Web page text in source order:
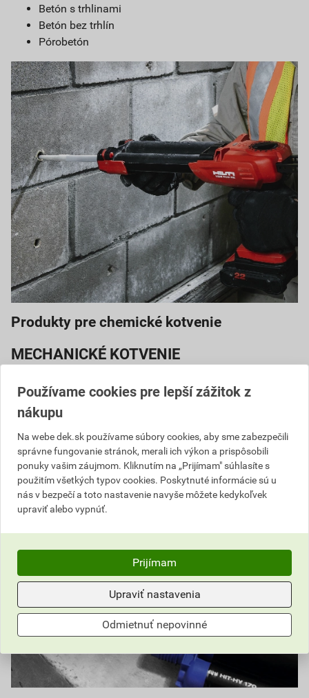
Betón s trhlinami
Betón bez trhlín
Pórobetón
Produkty pre chemické kotvenie
MECHANICKÉ KOTVENIE
univerzálnej kotviacej skrutky HUS2 s vynikajúcim
výkonom na rýchlejšie trvalé a dočasné upevnenie do
Používame cookies pre lepší zážitok z
nákupu
Na webe dek.sk používame súbory cookies, aby sme zabezpečili
správne fungovanie stránok, merali ich výkon a prispôsobili
ponuky vašim záujmom. Kliknutím na „Prijímam" súhlasíte s
použitím všetkých typov cookies. Poskytnuté informácie sú u
nás v bezpečí a toto nastavenie navyše môžete kedykoľvek
upraviť alebo vypnúť.
Prijímam
Upraviť nastavenia
Odmietnuť nepovinné